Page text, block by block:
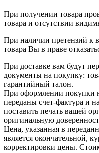
При получении товара
товара и отсутствии
При наличии претензий к
товара Вы в праве
При доставке вам будут
документы на покупку:
гарантийный талон.
При оформлении покупки
переданы счет-фактура и
поставить печать вашей
оригинальную
Цена, указанная в
является окончательной,
корректировки цены.